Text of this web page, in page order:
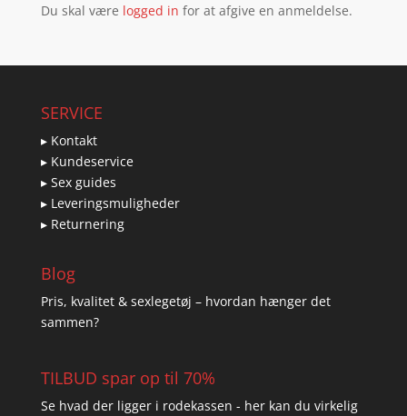
Du skal være logged in for at afgive en anmeldelse.
SERVICE
▸ Kontakt
▸ Kundeservice
▸ Sex guides
▸ Leveringsmuligheder
▸ Returnering
Blog
Pris, kvalitet & sexlegetøj – hvordan hænger det
sammen?
TILBUD spar op til 70%
Se hvad der ligger i rodekassen - her kan du virkelig